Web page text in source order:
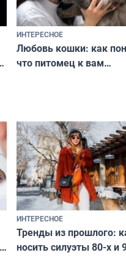
ИНТЕРЕСНОЕ
Любовь кошки: как
что питомец к вам
ИНТЕРЕСНОЕ
Тренды из прошлого:
носить силуэты 80-х и